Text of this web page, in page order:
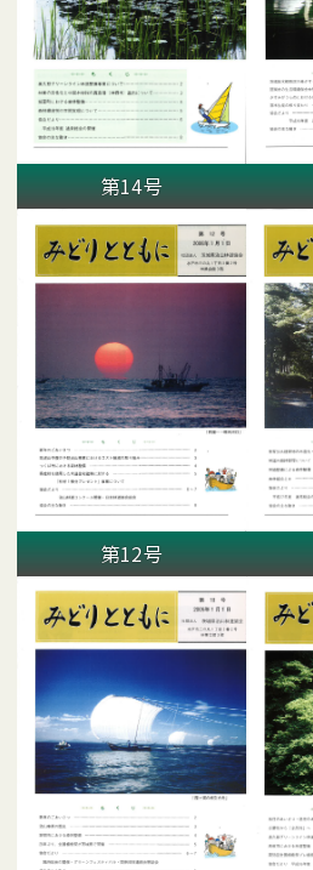
第14号
第12号